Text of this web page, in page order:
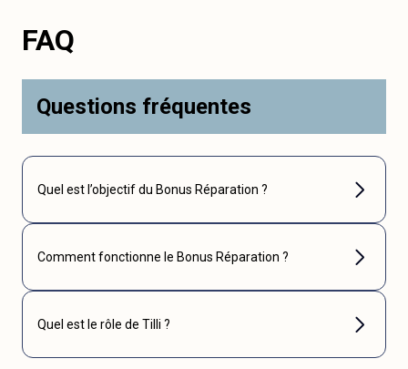
FAQ
Questions fréquentes
Quel est l’objectif du Bonus Réparation ?
Comment fonctionne le Bonus Réparation ?
Quel est le rôle de Tilli ?